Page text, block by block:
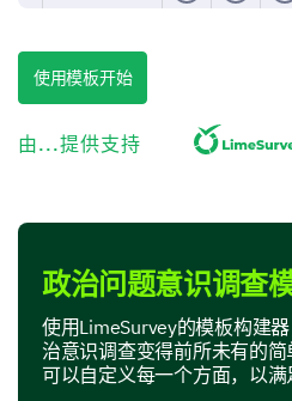
经济政策
您的决策过程
使用模板开始
由...提供支持
政治问题意识调查
使用LimeSurvey的模板构建
治意识调查变得前所未有的
可以自定义每一个方面，以满